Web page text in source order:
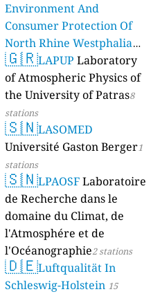
Environment And
Consumer Protection Of
North Rhine Westphalia
(Landesamt Für Natur,
Umwelt Und
Verbraucherschutz NRW)
61 stations
🇬🇷LAPUP Laboratory
of Atmospheric Physics of
the University of Patras8
stations
🇸🇳LASOMED
Université Gaston Berger1
stations
🇸🇳LPAOSF Laboratoire
de Recherche dans le
domaine du Climat, de
l'Atmosphére et de
l'Océanographie2 stations
🇩🇪Luftqualität In
Schleswig-Holstein 15